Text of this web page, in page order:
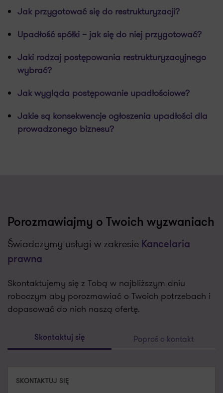
Jak przygotować się do restrukturyzacji?
Upadłość spółki – jak się do niej przygotować?
Jaki rodzaj postępowania restrukturyzacyjnego
wybrać?
Jak wygląda postępowanie upadłościowe?
Jakie są konsekwencje ogłoszenia upadłości dla
prowadzonego biznesu?
Porozmawiajmy o Twoich wyzwaniach
Świadczymy usługi w zakresie Kancelaria
prawna
Skontaktujemy się z Tobą w najbliższym dniu
roboczym aby porozmawiać o Twoich potrzebach i
dopasować do nich naszą ofertę.
Skontaktuj się Poproś o kontakt
SKONTAKTUJ SIĘ